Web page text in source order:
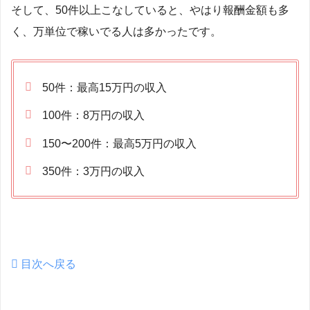
そして、50件以上こなしていると、やはり報酬金額も多
く、万単位で稼いでる人は多かったです。
50件：最高15万円の収入
100件：8万円の収入
150〜200件：最高5万円の収入
350件：3万円の収入
目次へ戻る